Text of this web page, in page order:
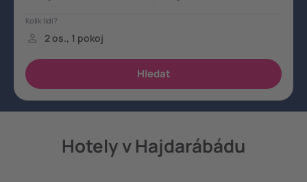
Hotely v Hajdarábádu